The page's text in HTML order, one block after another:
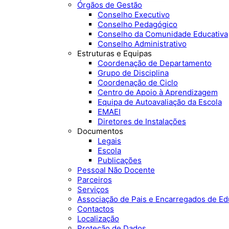
Órgãos de Gestão
Conselho Executivo
Conselho Pedagógico
Conselho da Comunidade Educativa
Conselho Administrativo
Estruturas e Equipas
Coordenação de Departamento
Grupo de Disciplina
Coordenação de Ciclo
Centro de Apoio à Aprendizagem
Equipa de Autoavaliação da Escola
EMAEI
Diretores de Instalações
Documentos
Legais
Escola
Publicações
Pessoal Não Docente
Parceiros
Serviços
Associação de Pais e Encarregados de
Contactos
Localização